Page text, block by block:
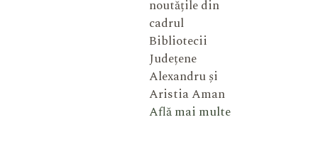
noutățile din
cadrul
Bibliotecii
Județene
Alexandru și
Aristia Aman
Află mai multe